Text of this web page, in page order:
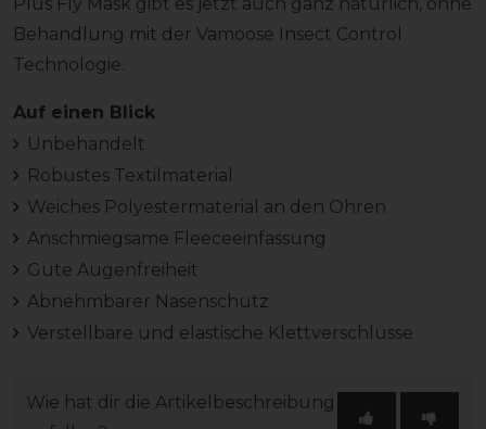
Behandlung mit der Vamoose Insect Control
Technologie.
Auf einen Blick
Unbehandelt
Robustes Textilmaterial
Weiches Polyestermaterial an den Ohren
Anschmiegsame Fleeceeinfassung
Gute Augenfreiheit
Abnehmbarer Nasenschutz
Verstellbare und elastische Klettverschlüsse
Wie hat dir die Artikelbeschreibung